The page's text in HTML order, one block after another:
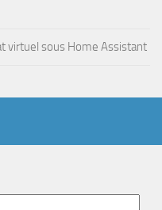
virtuel sous Home Assistant